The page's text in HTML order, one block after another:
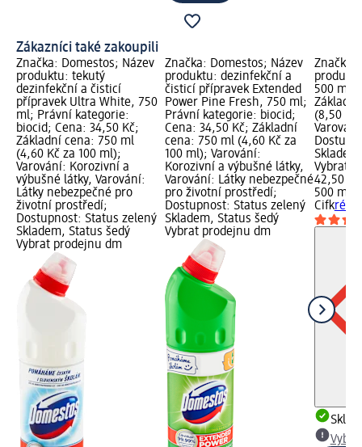
Zákazníci také zakoupili
Značka: Domestos; Název
produktu: tekutý
dezinfekční a čisticí
přípravek Ultra White, 750
ml; Právní kategorie:
biocid; Cena: 34,50 Kč;
Základní cena: 750 ml
(4,60 Kč za 100 ml);
Varování: Korozivní a
výbušné látky, Varování:
Látky nebezpečné pro
životní prostředí;
Dostupnost: Status zelený
Skladem, Status šedý
Vybrat prodejnu dm
Značka: Domestos; Název
produktu: dezinfekční a
čisticí přípravek Extended
Power Pine Fresh, 750 ml;
Právní kategorie: biocid;
Cena: 34,50 Kč; Základní
cena: 750 ml (4,60 Kč za
100 ml); Varování:
Korozivní a výbušné látky,
Varování: Látky nebezpečné
pro životní prostředí;
Dostupnost: Status zelený
Skladem, Status šedý
Vybrat prodejnu dm
Značka:
500 ml;
(8,50 Kč
Vybrat
42,50 Kč
500 ml
Cif